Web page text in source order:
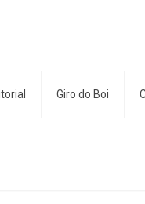
Giro do Boi